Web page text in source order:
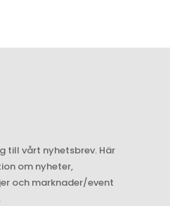
till vårt nyhetsbrev. Här
om nyheter,
och marknader/event